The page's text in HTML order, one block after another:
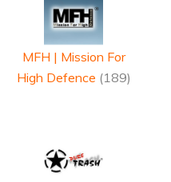
MFH | Mission For
High Defence (189)